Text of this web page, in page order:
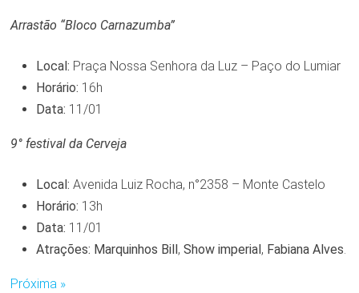
Arrastão “Bloco Carnazumba”
Local: Praça Nossa Senhora da Luz – Paço do Lumiar
Horário: 16h
Data: 11/01
9° festival da Cerveja
Local: Avenida Luiz Rocha, n°2358 – Monte Castelo
Horário: 13h
Data: 11/01
Atrações: Marquinhos Bill , Show imperial , Fabiana Alves.
Próxima »